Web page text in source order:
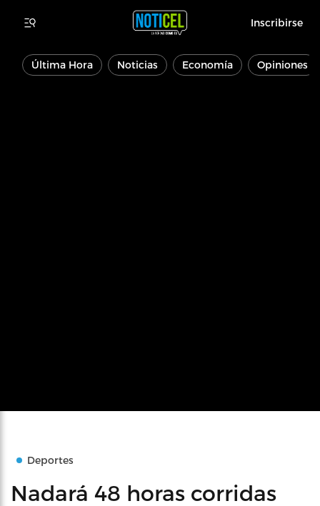
Inscribirse
Última Hora Noticias Economía Opiniones
Deportes
Nadará 48 horas corridas